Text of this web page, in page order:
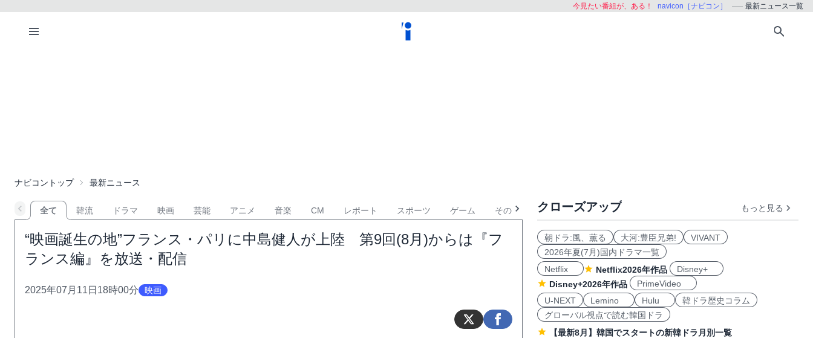
今見たい番組が、ある！ navicon［ナビコン］ 最新ニュース一覧
ナビコントップ 最新ニュース
全て 韓流 ドラマ 映画 芸能 アニメ 音楽 CM レポート スポーツ ゲーム その他
“映画誕生の地”フランス・パリに中島健人が上陸 第9回(8月)からは『フ
ランス編』を放送・配信
2025年07月11日18時00分 映画
クローズアップ もっと見る
朝ドラ:風、薫る 大河:豊臣兄弟!
VIVANT
2026年夏(7月)国内ドラマ一覧
Netflix
Netflix2026年作品
Disney+
Disney+2026年作品
PrimeVideo
U-NEXT
Lemino Hulu
韓ドラ歴史コラム
グローバル視点で読む韓国ドラ
【最新8月】韓国でスタートの新韓ドラ月別一覧